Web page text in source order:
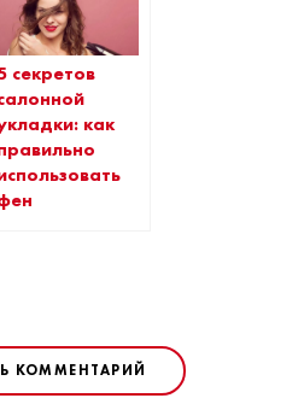
секретов
как
КОММЕНТАРИЙ